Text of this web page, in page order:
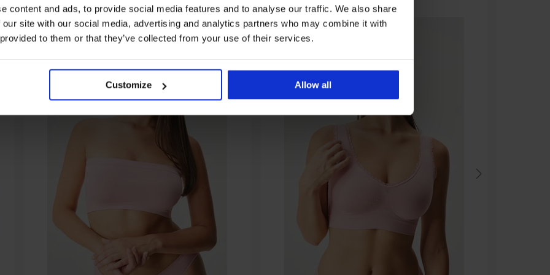
content and ads, to provide social media features and to analyse our traffic. We also share
site with our social media, advertising and analytics partners who may combine it with
to them or that they’ve collected from your use of their services.
Customize Allow all